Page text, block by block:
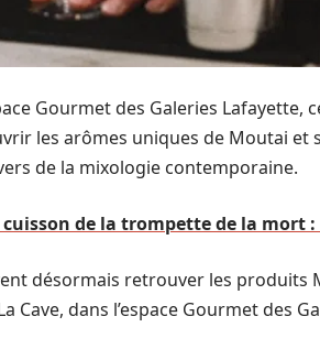
Gourmet des Galeries
les arômes uniques de Moutai et
de la mixologie contemporaine.
cuisson de la trompette de la mort
désormais retrouver les produits
Cave, dans l’espace Gourmet des